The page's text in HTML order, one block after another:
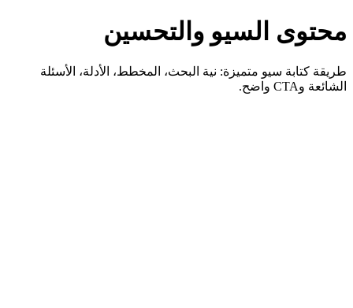
محتوى السيو والتحسين
طريقة كتابة سيو متميزة: نية البحث، المخطط، الأدلة، الأسئلة
الشائعة وCTA واضح.